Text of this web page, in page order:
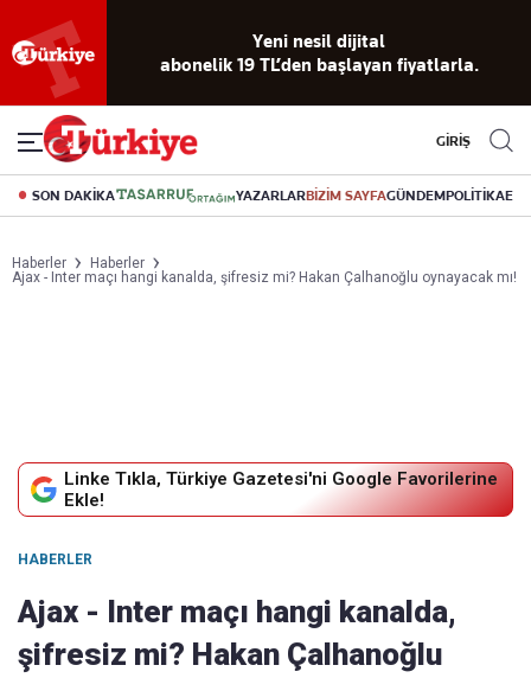
Yeni nesil dijital
abonelik 19 TL’den başlayan fiyatlarla.
GİRİŞ
SON DAKİKA YAZARLARBİZİM SAYFAGÜNDEMPOLİTİKA
Haberler
Haberler
Ajax - Inter maçı hangi kanalda, şifresiz mi? Hakan Çalhanoğlu oynayacak mı!
Linke Tıkla, Türkiye Gazetesi'ni Google Favorilerine
Ekle!
HABERLER
Ajax - Inter maçı hangi kanalda,
şifresiz mi? Hakan Çalhanoğlu